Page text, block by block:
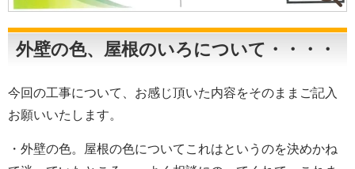
外壁の色、屋根のいろについて・・・・
今回の工事について、お感じ頂いた内容をそのままご記入
お願いいたします。
・外壁の色。屋根の色についてこれはというのを決めかね